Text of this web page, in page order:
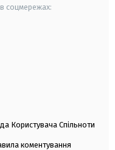
соцмережах:
Користувача Спільноти
коментування